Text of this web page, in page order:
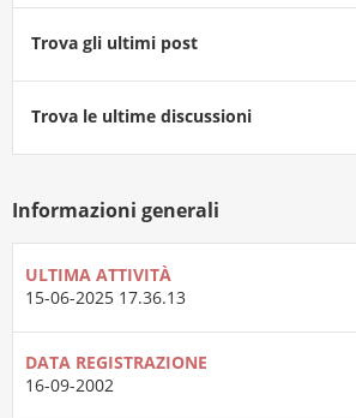
Trova gli ultimi post
Trova le ultime discussioni
Informazioni generali
ULTIMA ATTIVITÀ
15-06-2025 17.36.13
DATA REGISTRAZIONE
16-09-2002